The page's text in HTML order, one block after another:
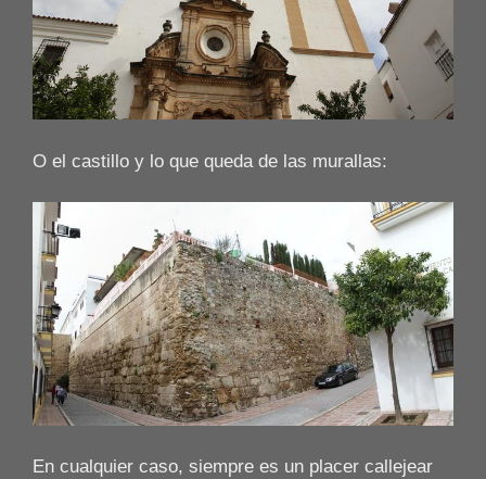
O el castillo y lo que queda de las murallas:
En cualquier caso, siempre es un placer callejear